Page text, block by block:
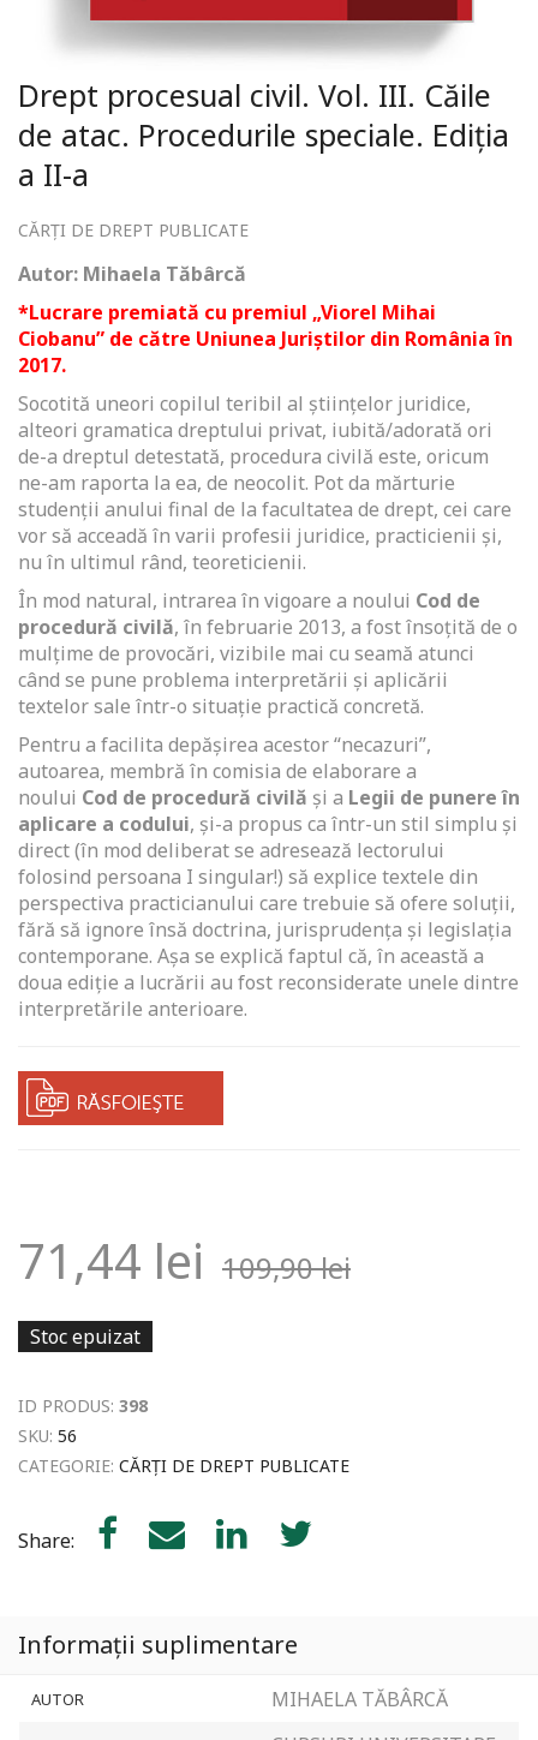
Drept procesual civil. Vol. III. Căile
de atac. Procedurile speciale. Ediția
a II-a
CĂRȚI DE DREPT PUBLICATE
Autor: Mihaela Tăbârcă
*Lucrare premiată cu premiul „Viorel Mihai
Ciobanu” de către Uniunea Juriștilor din România în
2017.
Socotită uneori copilul teribil al ştiinţelor juridice,
alteori gramatica dreptului privat, iubită/adorată ori
de-a dreptul detestată, procedura civilă este, oricum
ne-am raporta la ea, de neocolit. Pot da mărturie
studenţii anului final de la facultatea de drept, cei care
vor să acceadă în varii profesii juridice, practicienii şi,
nu în ultimul rând, teoreticienii.
În mod natural, intrarea în vigoare a noului Cod de
procedură civilă, în februarie 2013, a fost însoţită de o
mulţime de provocări, vizibile mai cu seamă atunci
când se pune problema interpretării şi aplicării
textelor sale într-o situaţie practică concretă.
Pentru a facilita depăşirea acestor “necazuri”,
autoarea, membră în comisia de elaborare a
noului Cod de procedură civilă şi a Legii de punere în
aplicare a codului, şi-a propus ca într-un stil simplu şi
direct (în mod deliberat se adresează lectorului
folosind persoana I singular!) să explice textele din
perspectiva practicianului care trebuie să ofere soluţii,
fără să ignore însă doctrina, jurisprudenţa şi legislaţia
contemporane. Aşa se explică faptul că, în această a
doua ediţie a lucrării au fost reconsiderate unele dintre
interpretările anterioare.
109,90lei
71,44 lei
Stoc epuizat
ID PRODUS: 398
SKU: 56
CATEGORIE: CĂRȚI DE DREPT PUBLICATE
Share:
Informații suplimentare
AUTOR MIHAELA TĂBÂRCĂ